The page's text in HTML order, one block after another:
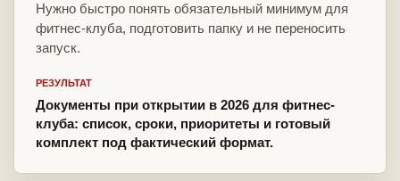
Нужно быстро понять обязательный минимум для
фитнес-клуба, подготовить папку и не переносить
запуск.
РЕЗУЛЬТАТ
Документы при открытии в 2026 для фитнес-
клуба: список, сроки, приоритеты и готовый
комплект под фактический формат.